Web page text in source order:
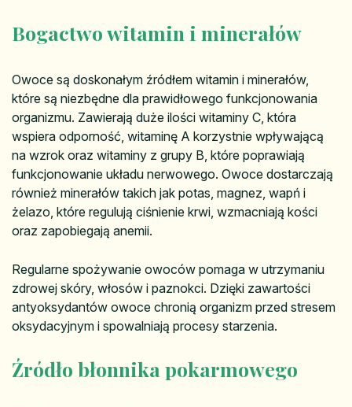
Bogactwo witamin i minerałów
Owoce są doskonałym źródłem witamin i minerałów,
które są niezbędne dla prawidłowego funkcjonowania
organizmu. Zawierają duże ilości witaminy C, która
wspiera odporność, witaminę A korzystnie wpływającą
na wzrok oraz witaminy z grupy B, które poprawiają
funkcjonowanie układu nerwowego. Owoce dostarczają
również minerałów takich jak potas, magnez, wapń i
żelazo, które regulują ciśnienie krwi, wzmacniają kości
oraz zapobiegają anemii.
Regularne spożywanie owoców pomaga w utrzymaniu
zdrowej skóry, włosów i paznokci. Dzięki zawartości
antyoksydantów owoce chronią organizm przed stresem
oksydacyjnym i spowalniają procesy starzenia.
Źródło błonnika pokarmowego